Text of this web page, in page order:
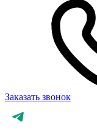
Заказать звонок